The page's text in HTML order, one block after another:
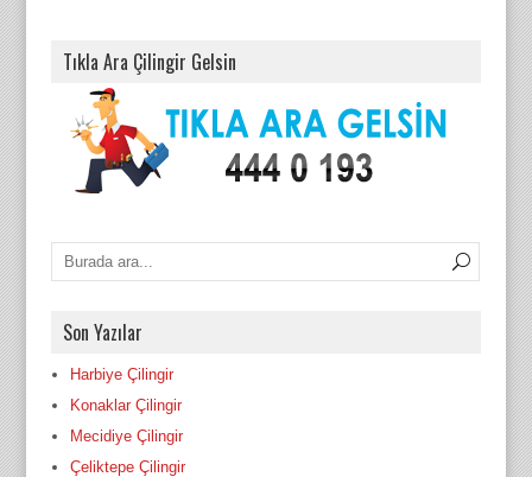
Tıkla Ara Çilingir Gelsin
Son Yazılar
Harbiye Çilingir
Konaklar Çilingir
Mecidiye Çilingir
Çeliktepe Çilingir